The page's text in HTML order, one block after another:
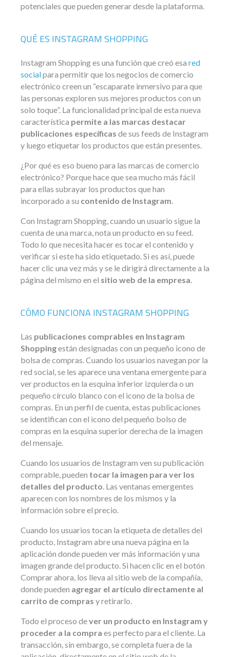
potenciales que pueden generar desde la plataforma.
QUÉ ES INSTAGRAM SHOPPING
Instagram Shopping es una función que creó esa red
socialpara permitir que los negocios de comercio
electrónico creen un “escaparate inmersivo para que
las personas exploren sus mejores productos con un
solo toque”. La funcionalidad principal de esta nueva
característica permite a las marcas destacar
publicaciones específicas de sus feeds de Instagram
y luego etiquetar los productos que están presentes.
¿Por qué es eso bueno para las marcas de comercio
electrónico? Porque hace que sea mucho más fácil
para ellas subrayar los productos que han
incorporado a su contenido de Instagram.
Con Instagram Shopping, cuando un usuario sigue la
cuenta de una marca, nota un producto en su feed.
Todo lo que necesita hacer es tocar el contenido y
verificar si este ha sido etiquetado. Si es así, puede
hacer clic una vez más y se le dirigirá directamente a la
página del mismo en el sitio web de la empresa.
CÓMO FUNCIONA INSTAGRAM SHOPPING
Las publicaciones comprables en Instagram
Shoppingestán designadas con un pequeño icono de
bolsa de compras. Cuando los usuarios navegan por la
red social, se les aparece una ventana emergente para
ver productos en la esquina inferior izquierda o un
pequeño círculo blanco con el icono de la bolsa de
compras. En un perfil de cuenta, estas publicaciones
se identifican con el icono del pequeño bolso de
compras en la esquina superior derecha de la imagen
del mensaje.
Cuando los usuarios de Instagram ven su publicación
comprable, pueden tocar la imagen para ver los
detalles del producto. Las ventanas emergentes
aparecen con los nombres de los mismos y la
información sobre el precio.
Cuando los usuarios tocan la etiqueta de detalles del
producto, Instagram abre una nueva página en la
aplicación donde pueden ver más información y una
imagen grande del producto. Si hacen clic en el botón
Comprar ahora, los lleva al sitio web de la compañía,
donde pueden agregar el artículo directamente al
carrito de compras y retirarlo.
Todo el proceso dever un producto en Instagram y
proceder a la compra es perfecto para el cliente. La
transacción, sin embargo, se completa fuera de la